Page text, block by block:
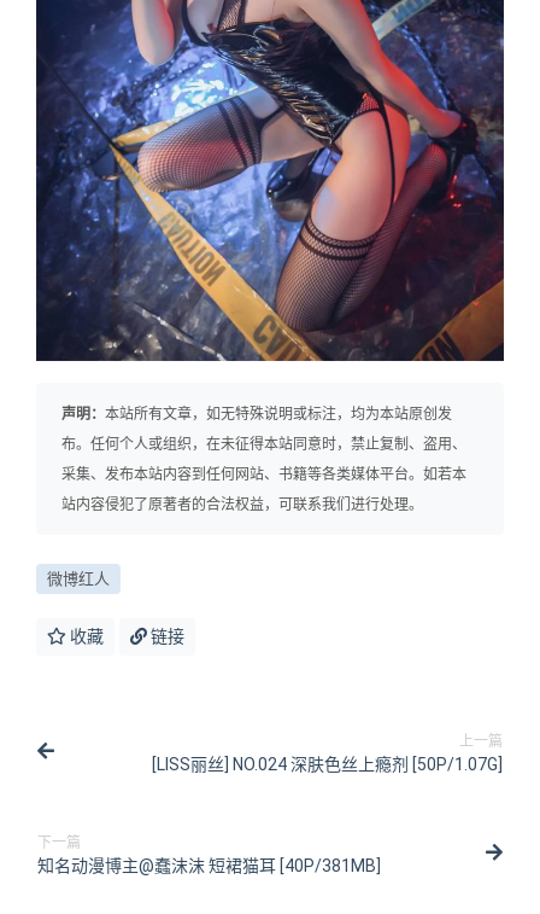
声明： 本站所有文章，如无特殊说明或标注，均为本站原创发
布。任何个人或组织，在未征得本站同意时，禁止复制、盗用、
采集、发布本站内容到任何网站、书籍等各类媒体平台。如若本
站内容侵犯了原著者的合法权益，可联系我们进行处理。
微博红人
收藏 链接
上一篇
[LISS丽丝] NO.024 深肤色丝上瘾剂 [50P/1.07G]
下一篇
知名动漫博主@蠢沫沫 短裙猫耳 [40P/381MB]